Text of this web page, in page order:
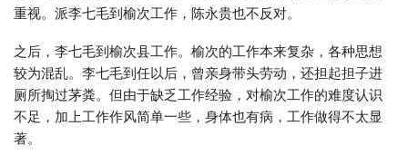
重视。派李七毛到榆次工作，陈永贵也不反对。
之后，李七毛到榆次县工作。榆次的工作本来复杂，各种思想
较为混乱。李七毛到任以后，曾亲身带头劳动，还担起担子进
厕所掏过茅粪。但由于缺乏工作经验，对榆次工作的难度认识
不足，加上工作作风简单一些，身体也有病，工作做得不太显
著。